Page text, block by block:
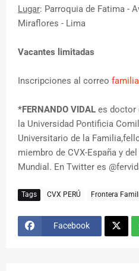
Lugar: Parroquia de Fatima -
Miraflores - Lima
Vacantes limitadas
Inscripciones al correo
*FERNANDO VIDAL es doctor
la Universidad Pontificia
Universitario de la
miembro de CVX-España y
Mundial. En Twitter es
Tags CVX PERÚ Frontera
Facebook